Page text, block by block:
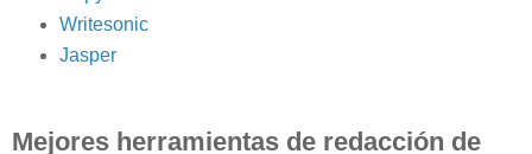
Writesonic
Jasper
Mejores herramientas de redacción de